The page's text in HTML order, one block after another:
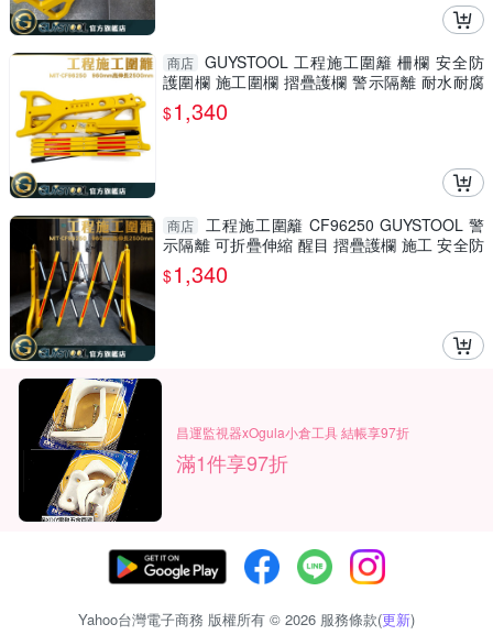
商店 GUYSTOOL 工程施工圍籬 柵欄 安全防
護圍欄 施工圍欄 摺疊護欄 警示隔離 耐水耐腐
MIT-CF96250
$1,340
商店
工程施工圍籬 CF96250 GUYSTOOL 警
示隔離 可折疊伸縮 醒目 摺疊護欄 施工 安全防
護圍欄 室內裝潢
$1,340
昌運監視器xOgula小倉工具 結帳享97折
滿1件享97折
Yahoo台灣電子商務 版權所有 © 2026 服務條款(更新)